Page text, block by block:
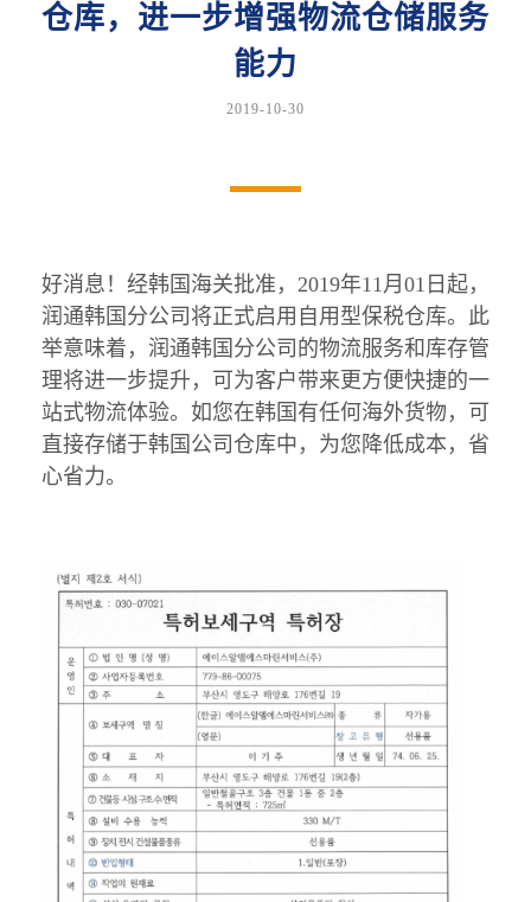
仓库，进一步增强物流仓储服务
能力
2019-10-30
好消息！经韩国海关批准，2019年11月01日起，
润通韩国分公司将正式启用自用型保税仓库。此
举意味着，润通韩国分公司的物流服务和库存管
理将进一步提升，可为客户带来更方便快捷的一
站式物流体验。如您在韩国有任何海外货物，可
直接存储于韩国公司仓库中，为您降低成本，省
心省力。